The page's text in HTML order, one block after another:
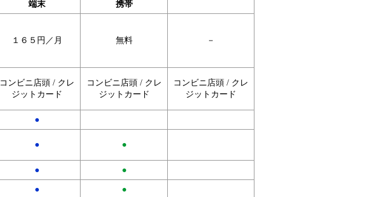
端末
携帯
１６５円／月 無料 －
コンビニ店頭 / クレ
ジットカード
コンビニ店頭 / クレ
ジットカード
コンビニ店頭 / クレ
ジットカード
●
● ●
● ●
● ●